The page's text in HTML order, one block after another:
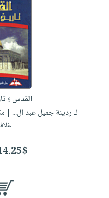
القدس ؛
لـ ردينة جميل عبد ال... |